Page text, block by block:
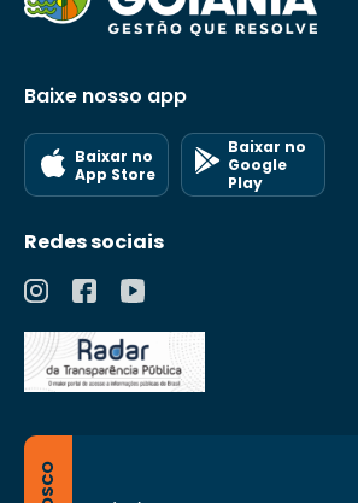
Baixe nosso app
Baixar no
App Store
Baixar no
Google
Play
Redes sociais